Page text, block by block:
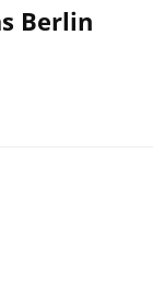
Berlin